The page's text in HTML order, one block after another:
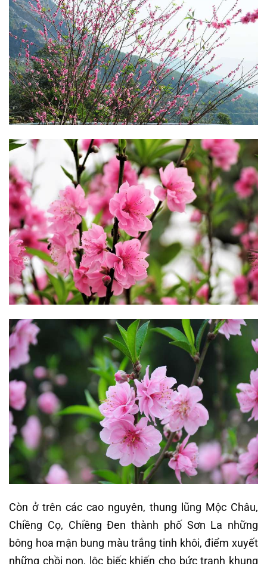
Còn ở trên các cao nguyên, thung lũng Mộc Châu,
Chiềng Cọ, Chiềng Đen thành phố Sơn La những
bông hoa mận bung màu trắng tinh khôi, điểm xuyết
những chồi non, lộc biếc khiến cho bức tranh khung